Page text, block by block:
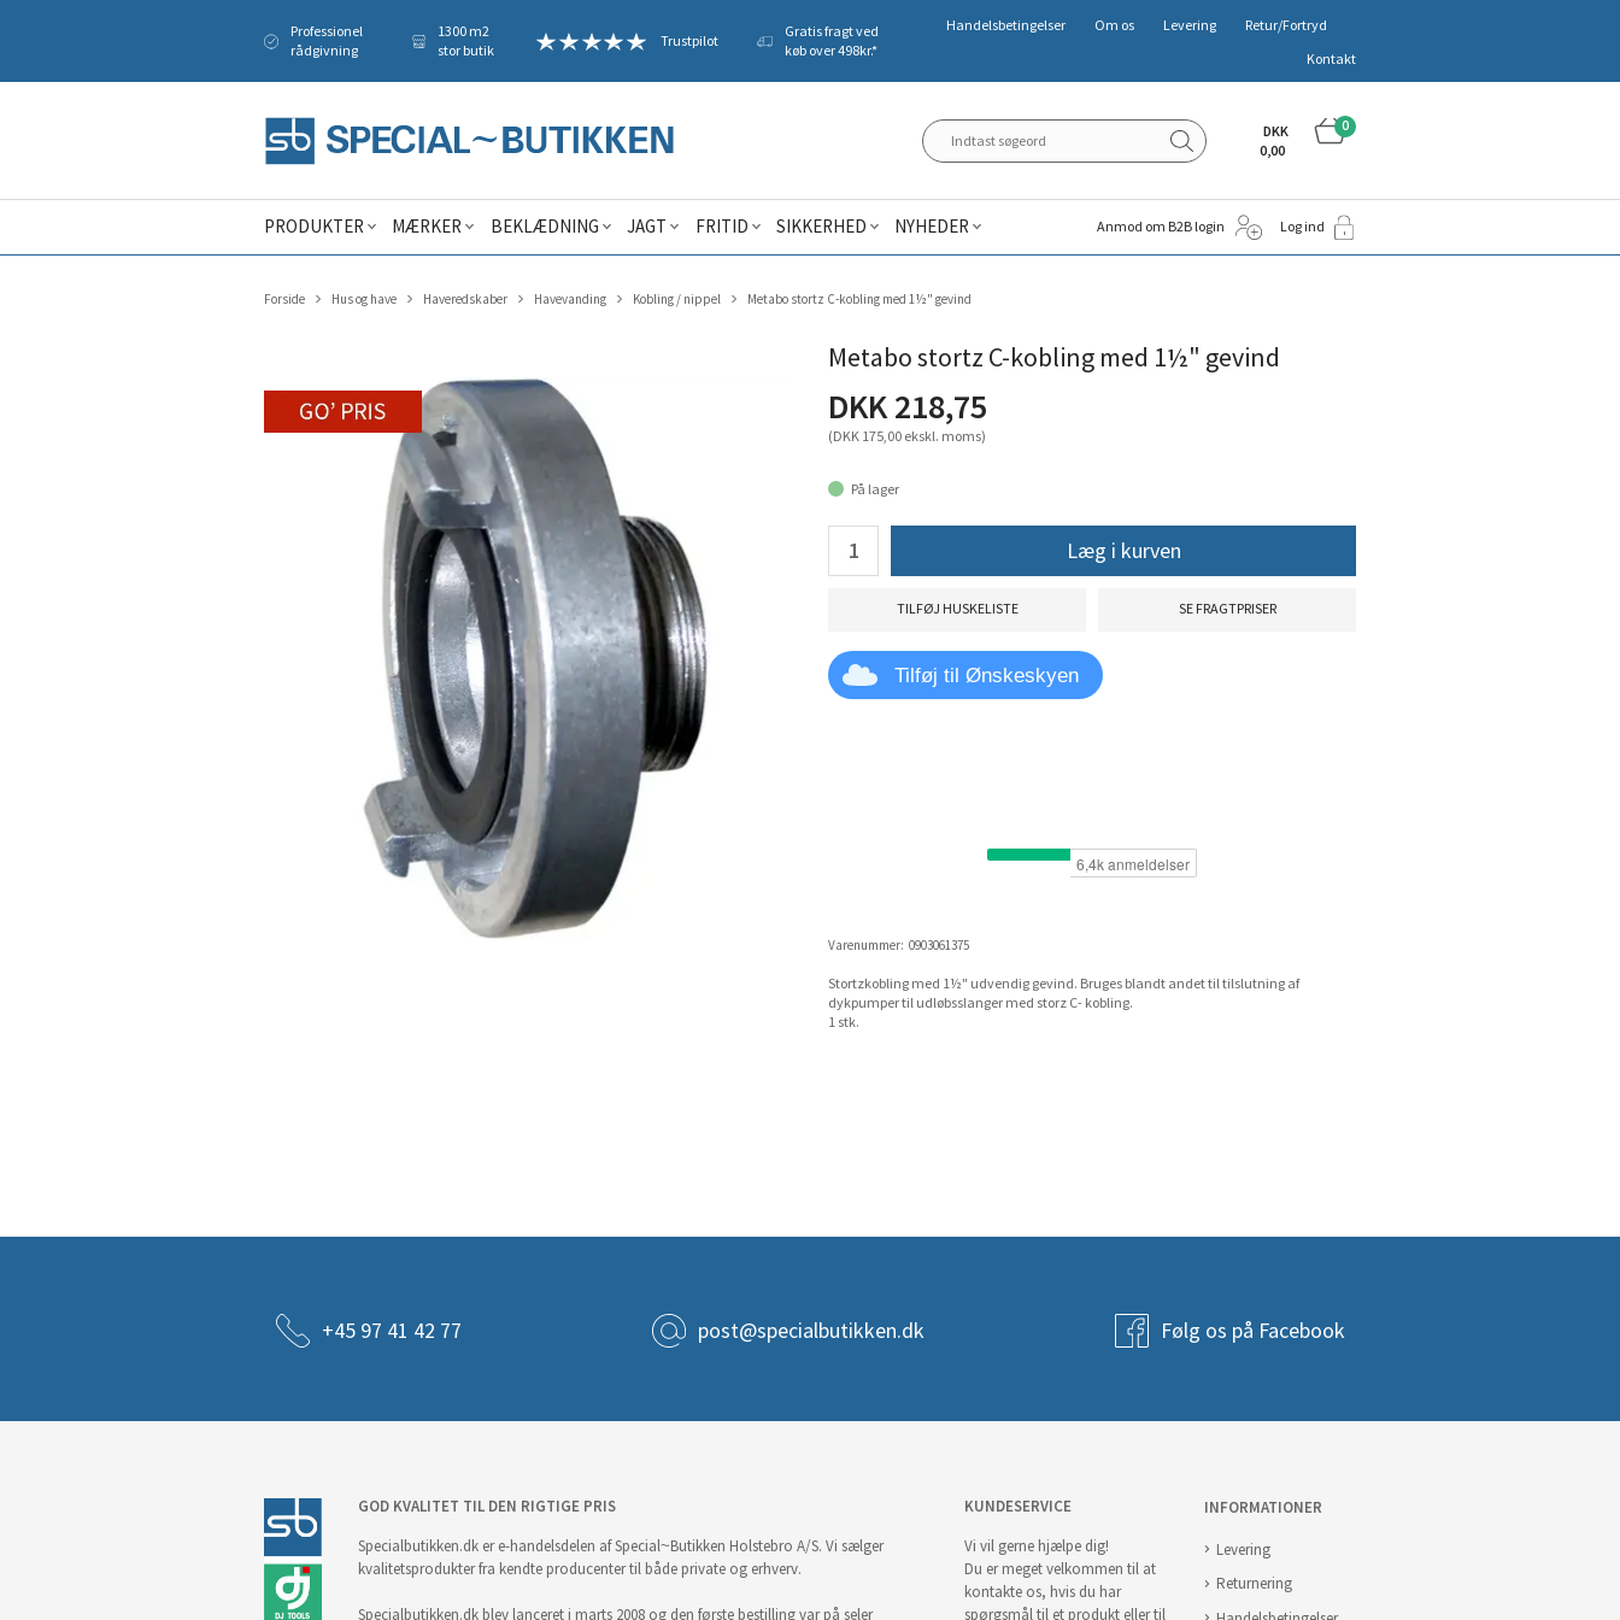
Professionel
rådgivning
1300 m2
stor butik
Trustpilot
Gratis fragt ved
køb over 498kr.*
Handelsbetingelser Om os Levering
Retur/Fortryd
Kontakt
0
DKK
0,00
PRODUKTER MÆRKER BEKLÆDNING JAGT FRITID SIKKERHED NYHEDER Anmod om B2B login Log ind
Forside Hus og have Haveredskaber Havevanding Kobling / nippel Metabo stortz C-kobling med 1½" gevind
Metabo stortz C-kobling med 1½" gevind
DKK 218,75
(DKK 175,00 ekskl. moms)
På lager
Læg i kurven
TILFØJ HUSKELISTE SE FRAGTPRISER
Tilføj til Ønskeskyen
Varenummer: 0903061375
Stortzkobling med 1½" udvendig gevind. Bruges blandt andet til tilslutning af
dykpumper til udløbsslanger med storz C- kobling.
1 stk.
+45 97 41 42 77 post@specialbutikken.dk Følg os på Facebook
GOD KVALITET TIL DEN RIGTIGE PRIS
Specialbutikken.dk er e-handelsdelen af Special~Butikken Holstebro A/S. Vi sælger
kvalitetsprodukter fra kendte producenter til både private og erhverv.
Specialbutikken.dk blev lanceret i marts 2008 og den første bestilling var på seler
KUNDESERVICE
Vi vil gerne hjælpe dig!
Du er meget velkommen til at
kontakte os, hvis du har
spørgsmål til et produkt eller til
INFORMATIONER
Levering
Returnering